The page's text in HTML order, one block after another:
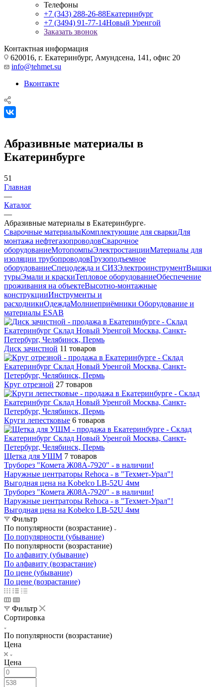
Телефоны
+7 (343) 288-26-88Екатеринбург
+7 (3494) 91-77-14Новый Уренгой
Заказать звонок
Контактная информация
620016, г. Екатеринбург, Амундсена, 141, офис 20
info@tehmet.su
Вконтакте
Абразивные материалы в
Екатеринбурге
51
Главная
—
Каталог
—
Абразивные материалы в Екатеринбурге
Сварочные материалыКомплектующие для сваркиДля
монтажа нефтегазопроводовСварочное
оборудованиеМотопомпыЭлектростанцииМатериалы для
изоляции трубопроводовГрузоподъемное
оборудованиеСпецодежда и СИЗЭлектроинструментВышки
турыЭмали и краскиТепловое оборудованиеОбеспечение
проживания на объектеВысотно-монтажные
конструкцииИнструменты и
расходникиОдеждаМолниеприёмники Оборудование и
материалы ESAB
Диск зачистной 11 товаров
Круг отрезной 27 товаров
Круги лепестковые 6 товаров
Щетка для УШМ 7 товаров
Труборез "Комета Ж08А-7920" - в наличии!
Наружные центраторы Rehoca - в "Техмет-Урал"!
Выгодная цена на Kobelco LB-52U 4мм
Труборез "Комета Ж08А-7920" - в наличии!
Наружные центраторы Rehoca - в "Техмет-Урал"!
Выгодная цена на Kobelco LB-52U 4мм
Фильтр
По популярности (возрастание)
По популярности (убывание)
По популярности (возрастание)
По алфавиту (убывание)
По алфавиту (возрастание)
По цене (убывание)
По цене (возрастание)
Фильтр
Сортировка
По популярности (возрастание)
Цена
Цена